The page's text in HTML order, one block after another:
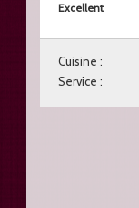
Excellent
Cuisine :
Service :